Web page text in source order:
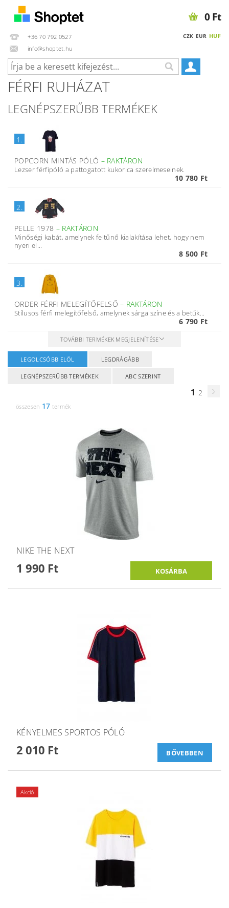
+36 70 792 0527
info@shoptet.hu
CZK EUR HUF
0 Ft
FÉRFI RUHÁZAT
LEGNÉPSZERŰBB TERMÉKEK
1.
POPCORN MINTÁS PÓLÓ – RAKTÁRON
Lezser férfipóló a pattogatott kukorica szerelmeseinek.
10 780 Ft
2.
PELLE 1978 – RAKTÁRON
Minőségi kabát, amelynek feltűnő kialakítása lehet, hogy nem
nyeri el...
8 500 Ft
3.
ORDER FÉRFI MELEGÍTŐFELSŐ– RAKTÁRON
Stílusos férfi melegítőfelső, amelynek sárga színe és a betűk...
6 790 Ft
TOVÁBBI TERMÉKEK MEGJELENÍTÉSE
LEGOLCSÓBB ELÖL LEGDRÁGÁBB
LEGNÉPSZERŰBB TERMÉKEK ABC SZERINT
1 2
összesen 17 termék
NIKE THE NEXT
1 990 Ft
KÉNYELMES SPORTOS PÓLÓ
2 010 Ft BŐVEBBEN
Akció